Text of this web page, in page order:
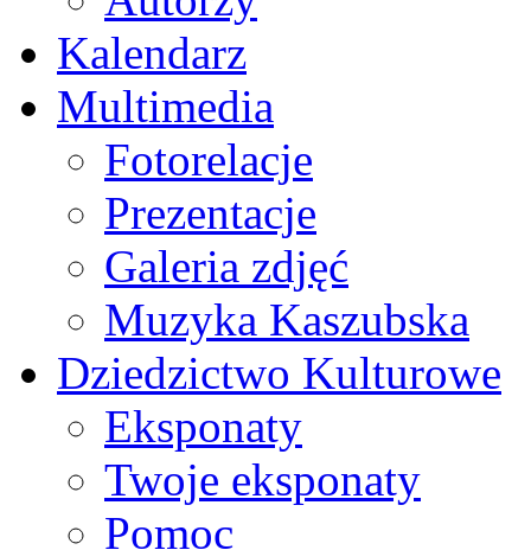
Kalendarz
Multimedia
Fotorelacje
Prezentacje
Galeria zdjęć
Muzyka Kaszubska
Dziedzictwo Kulturowe
Eksponaty
Twoje eksponaty
Pomoc